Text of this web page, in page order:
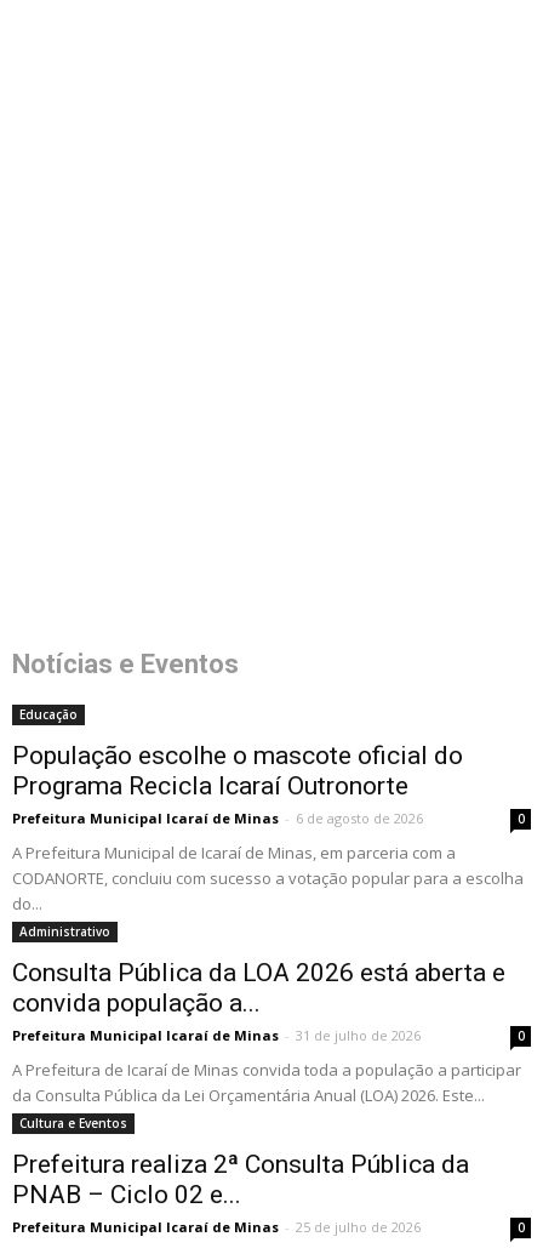
Notícias e Eventos
Educação
População escolhe o mascote oficial do
Programa Recicla Icaraí Outronorte
Prefeitura Municipal Icaraí de Minas - 6 de agosto de 2026 0
A Prefeitura Municipal de Icaraí de Minas, em parceria com a
CODANORTE, concluiu com sucesso a votação popular para a escolha
do...
Administrativo
Consulta Pública da LOA 2026 está aberta e
convida população a...
Prefeitura Municipal Icaraí de Minas - 31 de julho de 2026 0
A Prefeitura de Icaraí de Minas convida toda a população a participar
da Consulta Pública da Lei Orçamentária Anual (LOA) 2026. Este...
Cultura e Eventos
Prefeitura realiza 2ª Consulta Pública da
PNAB – Ciclo 02 e...
Prefeitura Municipal Icaraí de Minas - 25 de julho de 2026 0